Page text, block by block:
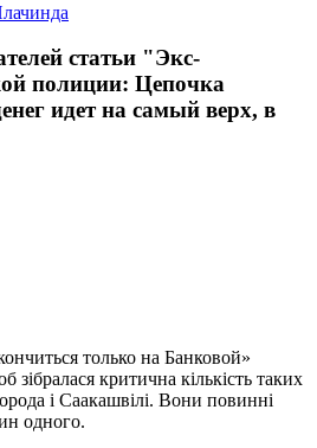
статьи "Экс-
полиции: Цепочка
идет на самый верх, в
только на Банковой»
зібралася критична кількість таких
і Саакашвілі. Вони повинні
одного.